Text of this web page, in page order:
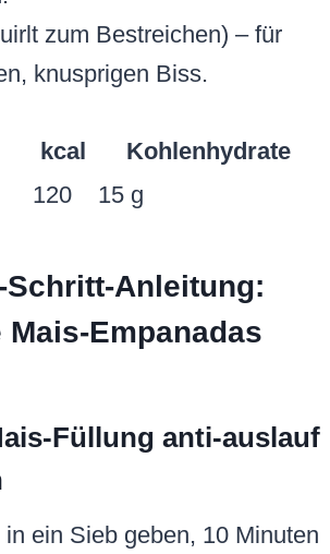
zum Bestreichen) – für
knusprigen Biss.
kcal
Kohlenhydrate
120 15 g
Anleitung:
Empanadas
Füllung anti-auslauf
ein Sieb geben, 10 Minuten